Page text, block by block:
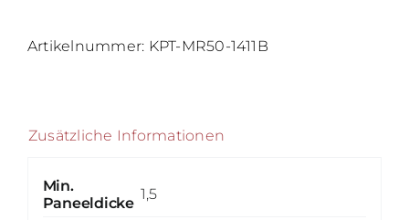
Artikelnummer: KPT-MR50-1411B
Zusätzliche Informationen
Min.
Paneeldicke
1,5